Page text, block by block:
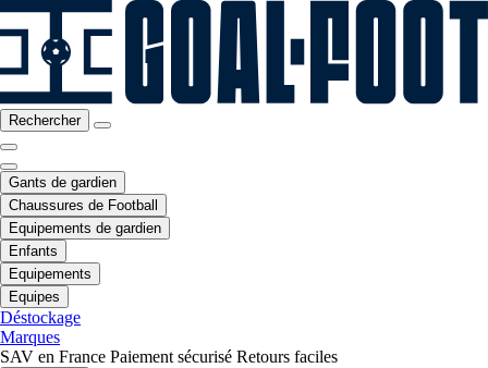
Rechercher
Gants de gardien
Chaussures de Football
Equipements de gardien
Enfants
Equipements
Equipes
Déstockage
Marques
SAV en France Paiement sécurisé Retours faciles